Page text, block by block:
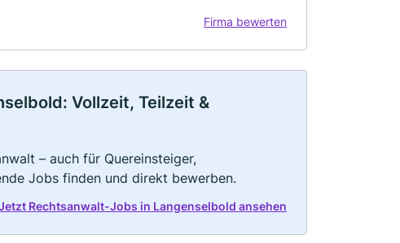
Firma bewerten
Vollzeit, Teilzeit &
– auch für Quereinsteiger,
Jobs finden und direkt bewerben.
Rechtsanwalt-Jobs in Langenselbold ansehen